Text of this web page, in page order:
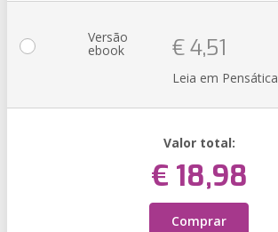
Versão
ebook € 4,51
Leia em Pensática
Valor total:
€ 18,98
Comprar